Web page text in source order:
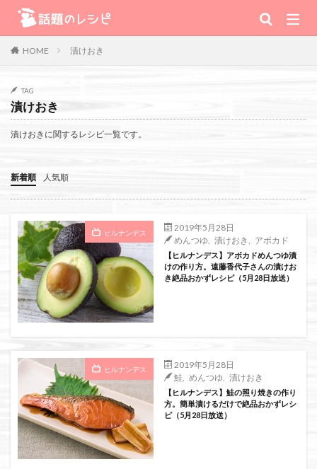
HOME 漬けおき
TAG
漬けおき
漬けおきに関するレシピ一覧です。
新着順 人気順
ヒルナンデス
2019年5月28日
めんつゆ
漬けおき アボカド
【ヒルナンデス】アボカドめんつゆ漬
けの作り方。遠藤香代子さんの漬けお
き絶品おかずレシピ（5月28日放送）
ヒルナンデス
2019年5月28日
鮭
めんつゆ 漬けおき
【ヒルナンデス】鮭の照り焼きの作り
方。簡単漬けるだけで絶品おかずレシ
ピ（5月28日放送）
キーワード
TV番組
Warning: Use of undefined constant 番組 - assumed '番組' (this will
throw an Error in a future version of PHP) in
/home/xs111inc/wadai.info/public_html/wp-content/themes/the-
thor-child/searchform-refine.php on line41